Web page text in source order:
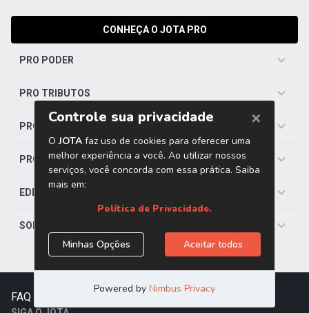
CONHEÇA O JOTA PRO
PRO PODER
PRO TRIBUTOS
PRO TRABALHISTA
PRO SAÚDE
EDITORIAS
SOBRE O JOTA
FAQ Trabalhe Conosco